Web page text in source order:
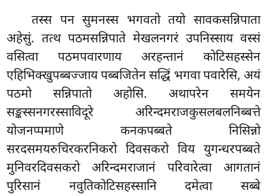
तस्स पन सुमनस्स भगवतो तयो सावकसन्निपाता
अहेसुं. तत्थ पठमसन्निपाते मेखलनगरं उपनिस्साय वस्सं
वसित्वा पठमपवारणाय अरहन्तानं कोटिसहस्सेन
एहिभिक्खुपब्बज्जाय पब्बजितेन सद्धिं भगवा पवारेसि, अयं
पठमो सन्निपातो अहोसि. अथापरेन समयेन
सङ्कस्सनगरस्साविदूरे अरिन्दमराजकुसलबलनिब्बत्ते
योजनप्पमाणे कनकपब्बते निसिन्नो
सरदसमयरुचिरकरनिकरो दिवसकरो विय युगन्धरपब्बते
मुनिवरदिवसकरो अरिन्दमराजानं परिवारेत्वा आगतानं
पुरिसानं नवुतिकोटिसहस्सानि दमेत्वा सब्बे